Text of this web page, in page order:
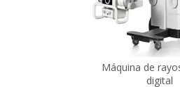
Máquina de
digital